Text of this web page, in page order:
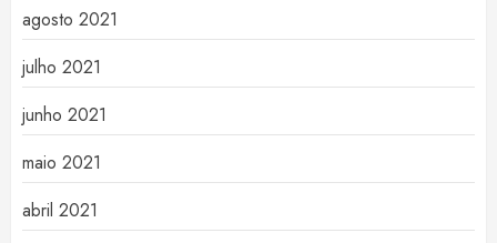
agosto 2021
julho 2021
junho 2021
maio 2021
abril 2021